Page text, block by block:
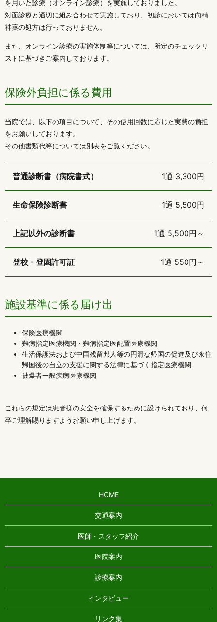
を用いた診療（オンライン診療）を実施しておりました。
対面診療と適切に組み合わせて実施しており、初診においては向精
神薬の処方は行っておりません。
また、オンライン診療の実施体制等については、所定のチェックリ
ストに基づきご案内しております。
保険外負担に係る費用
当院では、以下の項目について、その使用回数に応じた実費の負担
をお願いしております。
その他書類代等については別表をご覧ください。
普通診断書（病院書式） 1通 3,300円
生命保険診断書 1通 5,500円
上記以外の診断書 1通 5,500円～
登校・登園許可証 1通 550円～
施設基準に係る届け出
保険医療機関
難病指定医療機関・難病指定医配置医療機関
生活保護法および中国残留邦人等の円滑な帰国の促進及び永住
帰国後の自立の支援に関する法律に基づく指定医療機関
被爆者一般疾病医療機関
これらの規定は患者様の安全を確保するために設けられており、何
卒ご理解賜りますようお願い申し上げます。
HOME
交通案内
医師・スタッフ紹介
医院案内
診療案内
インタビュー
リンク集